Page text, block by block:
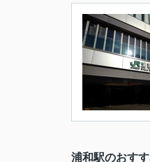
浦和駅のおす